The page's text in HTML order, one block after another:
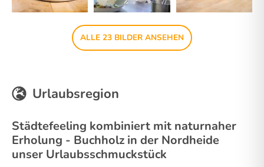
ALLE 23 BILDER ANSEHEN
Urlaubsregion
Städtefeeling kombiniert mit naturnaher
Erholung - Buchholz in der Nordheide
unser Urlaubsschmuckstück